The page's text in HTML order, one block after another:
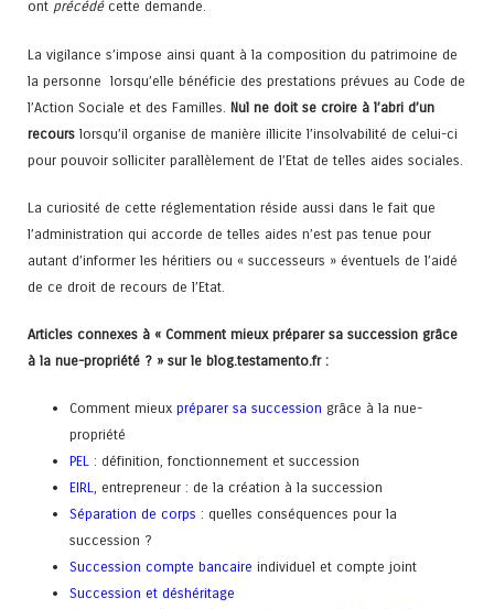
ont précédécette demande.
La vigilance s’impose ainsi quant à la composition du patrimoine de
la personne lorsqu’elle bénéficie des prestations prévues au Code de
l’Action Sociale et des Familles. Nul ne doit se croire à l’abri d’un
recours lorsqu’il organise de manière illicite l’insolvabilité de celui-ci
pour pouvoir solliciter parallèlement de l’Etat de telles aides sociales.
La curiosité de cette réglementation réside aussi dans le fait que
l’administration qui accorde de telles aides n’est pas tenue pour
autant d’informer les héritiers ou « successeurs » éventuels de l’aidé
de ce droit de recours de l’Etat.
Articles connexes à « Comment mieux préparer sa succession grâce
à la nue-propriété ? » sur le blog.testamento.fr :
Comment mieux préparer sa succession grâce à la nue-
propriété
PEL : définition, fonctionnement et succession
EIRL, entrepreneur : de la création à la succession
Séparation de corps : quelles conséquences pour la
succession ?
Succession compte bancaire individuel et compte joint
Succession et déshéritage